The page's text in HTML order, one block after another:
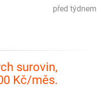
před týdnem
surovin,
Kč/měs.